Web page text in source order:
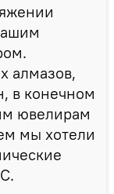
алмазов,
в конечном
ювелирам
мы хотели